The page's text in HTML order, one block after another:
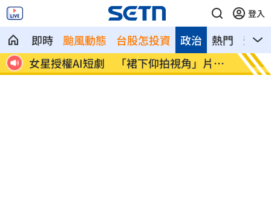
登入
即時 颱風動態 台股怎投資 熱門 影音
政治
失
女星授權AI短劇 「裙下仰拍視角」片挨
轟
防代
人